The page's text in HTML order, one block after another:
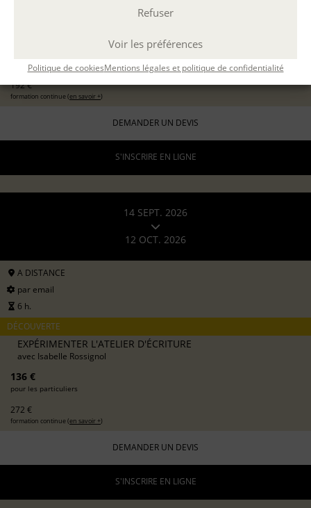
Refuser
Voir les préférences
Politique de cookiesMentions légales et politique de confidentialité
EXPÉRIMENTER L'ATELIER D'ÉCRITURE
pour les particuliers
192 €
formation continue (en savoir +)
DEMANDER UN DEVIS
S'INSCRIRE EN LIGNE
14 SEPT. 2026
12 OCT. 2026
A DISTANCE
par email
6 h.
DÉCOUVERTE
EXPÉRIMENTER L'ATELIER D'ÉCRITURE
avec Isabelle Rossignol
136 €
pour les particuliers
272 €
formation continue (en savoir +)
DEMANDER UN DEVIS
S'INSCRIRE EN LIGNE